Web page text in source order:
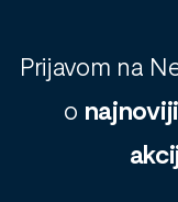
Prijavom na
o